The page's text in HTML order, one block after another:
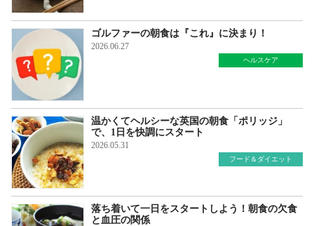
ゴルファーの朝食は『これ』に決まり！
2026.06.27
ヘルスケア
温かくてヘルシーな英国の朝食「ポリッジ」
で、1日を快調にスタート
2026.05.31
フード＆ダイエット
落ち着いて一日をスタートしよう！朝食の欠食
と血圧の関係